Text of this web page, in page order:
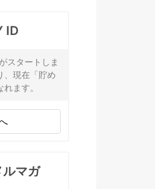
ID
スタートしま
、現在「貯め
ます。
マガ